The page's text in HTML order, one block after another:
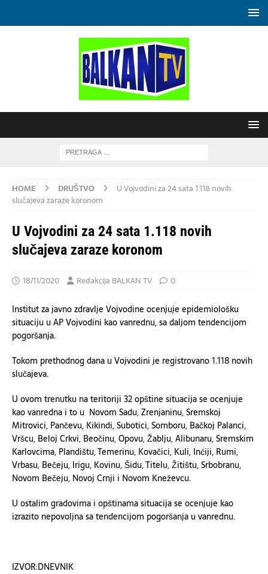
HOME DRUŠTVO
U Vojvodini za 24 sata 1.118 novih
slučajeva zaraze koronom
U Vojvodini za 24 sata 1.118 novih
slučajeva zaraze koronom
18/11/2020 Redakcija BALKAN TV 0
Institut za javno zdravlje Vojvodine ocenjuje epidemiološku
situaciju u AP Vojvodini kao vanrednu, sa daljom tendencijom
pogoršanja.
Tokom prethodnog dana u Vojvodini je registrovano 1.118 novih
slučajeva.
U ovom trenutku na teritoriji 32 opštine situacija se ocenjuje
kao vanredna i to u Novom Sadu, Zrenjaninu, Sremskoj
Mitrovici, Pančevu, Kikindi, Subotici, Somboru, Bačkoj Palanci,
Vršcu, Beloj Crkvi, Beočinu, Opovu, Žablju, Alibunaru, Sremskim
Karlovcima, Plandištu, Temerinu, Kovačici, Kuli, Inćiji, Rumi,
Vrbasu, Bečeju, Irigu, Kovinu, Šidu, Titelu, Žitištu, Srbobranu,
Novom Bečeju, Novoj Crnji i Novom Kneževcu.
U ostalim gradovima i opštinama situacija se ocenjuje kao
izrazito nepovoljna sa tendencijom pogoršanja u vanrednu.
IZVOR:DNEVNIK